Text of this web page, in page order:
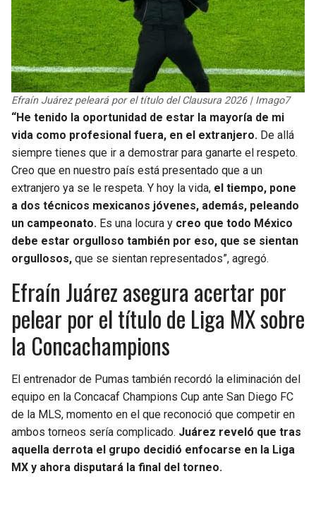
Efraín Juárez peleará por el título del Clausura 2026 | Imago7
“He tenido la oportunidad de estar la mayoría de mi
vida como profesional fuera, en el extranjero. De allá
siempre tienes que ir a demostrar para ganarte el respeto.
Creo que en nuestro país está presentado que a un
extranjero ya se le respeta. Y hoy la vida, el tiempo, pone
a dos técnicos mexicanos jóvenes, además, peleando
un campeonato. Es una locura y creo que todo México
debe estar orgulloso también por eso, que se sientan
orgullosos, que se sientan representados”, agregó.
Efraín Juárez asegura acertar por
pelear por el título de Liga MX sobre
la Concachampions
El entrenador de Pumas también recordó la eliminación del
equipo en la Concacaf Champions Cup ante San Diego FC
de la MLS, momento en el que reconoció que competir en
ambos torneos sería complicado. Juárez reveló que tras
aquella derrota el grupo decidió enfocarse en la Liga
MX y ahora disputará la final del torneo.